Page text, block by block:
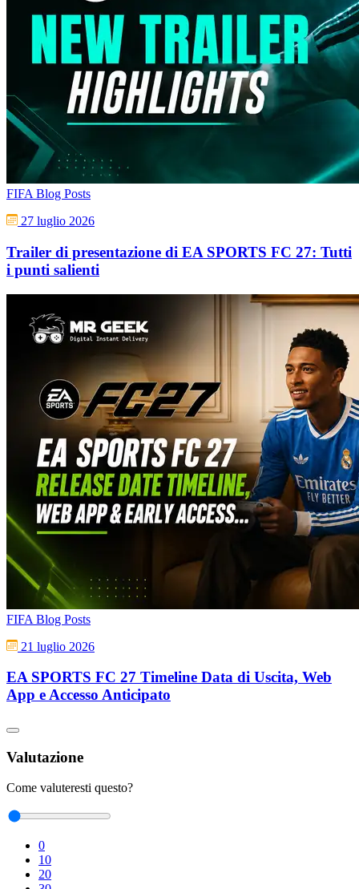
FIFA Blog Posts
27 luglio 2026
Trailer di presentazione di EA SPORTS FC 27: Tutti
i punti salienti
FIFA Blog Posts
21 luglio 2026
EA SPORTS FC 27 Timeline Data di Uscita, Web
App e Accesso Anticipato
Valutazione
Come valuteresti questo?
0
10
20